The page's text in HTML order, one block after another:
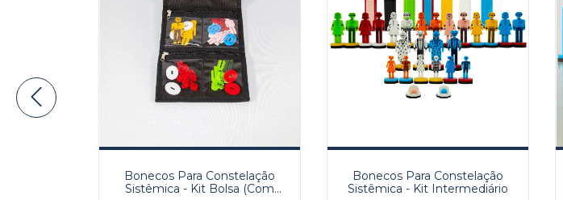
Bonecos Para Constelação
Sistêmica - Kit Bolsa (Com
Bonecos Para Constelação
Sistêmica - Kit Intermediário